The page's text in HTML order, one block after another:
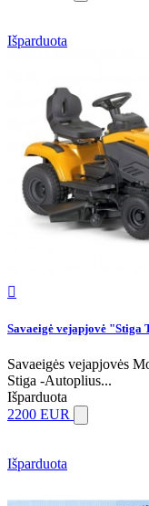
Išparduota

Savaeigė vejapjovė "Stiga
Savaeigės vejapjovės
Stiga -Autoplius...
Išparduota
2200 EUR
Išparduota